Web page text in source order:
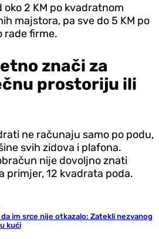
2 KM po kvadratnom
majstora, pa sve do 5 KM po
rade firme.
znači za
prostoriju ili
ne računaju samo po podu,
svih zidova i plafona.
nije dovoljno znati
primjer, 12 kvadrata poda.
im srce nije otkazalo: Zatekli nezvanog
kući